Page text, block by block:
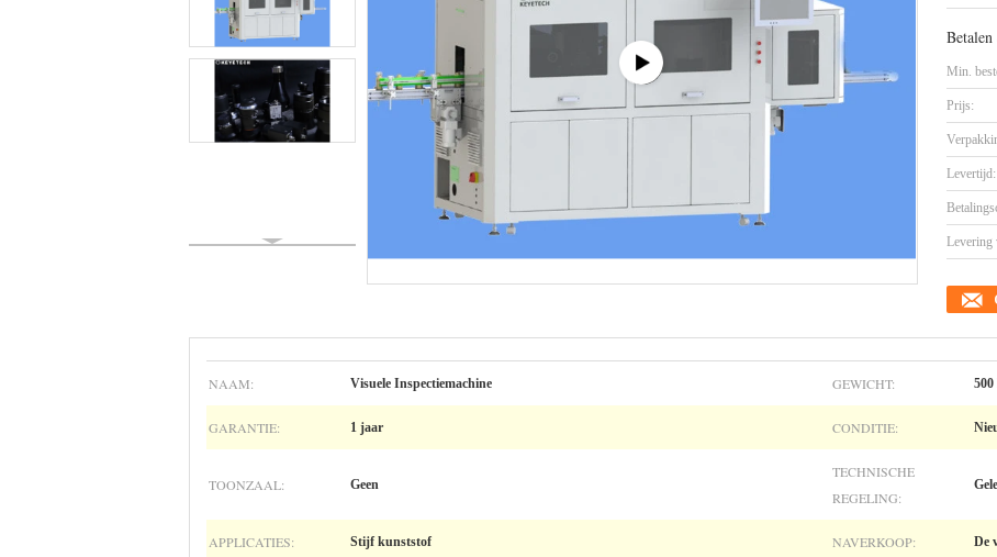
Min.
Prijs:
Levertijd:
Levering
NAAM: Visuele Inspectiemachine GEWICHT:
GARANTIE: 1 jaar CONDITIE:
TOONZAAL: Geen
TECHNISCHE
REGELING:
APPLICATIES: Stijf kunststof NAVERKOOP: De